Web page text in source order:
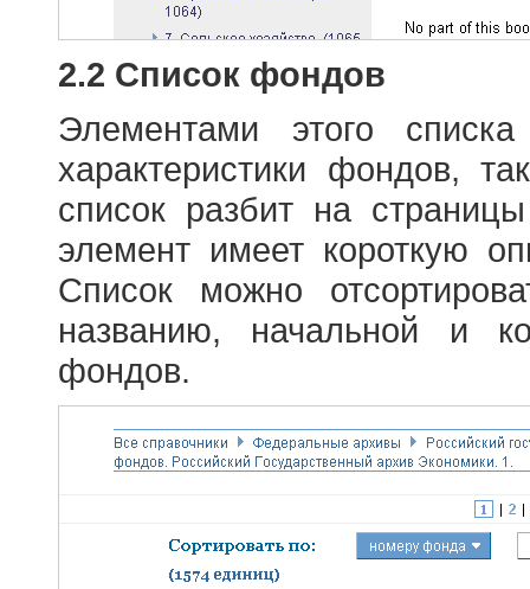
2.2 Список фондов
Элементами этого
характеристики фондов,
список разбит на
элемент имеет короткую
Список можно
названию, начальной и
фондов.